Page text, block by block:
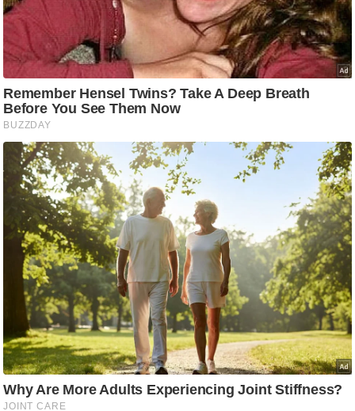
भ
ए
म
.
आ
र
आ
ई
.
चा
य
प
स
मी
क्षा
ध
र्म